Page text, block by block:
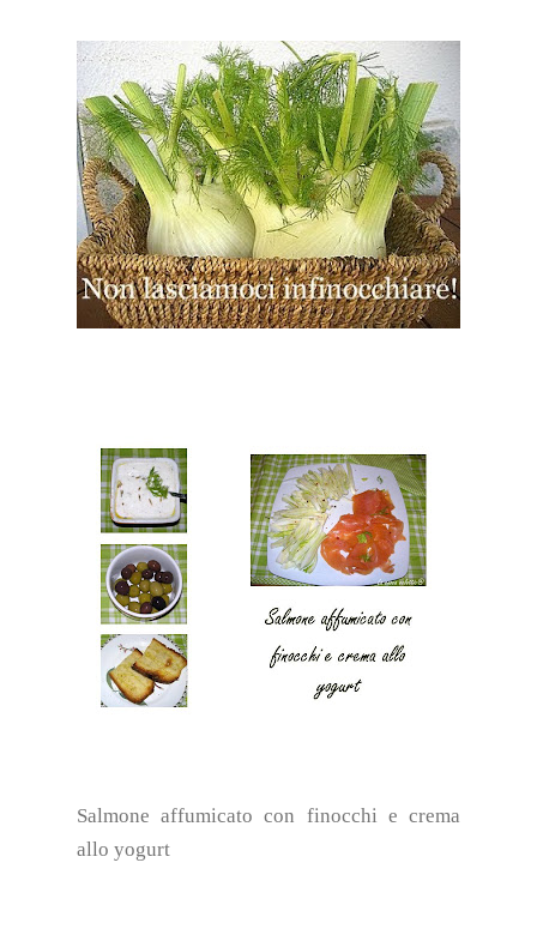
Salmone affumicato con finocchi e crema
allo yogurt